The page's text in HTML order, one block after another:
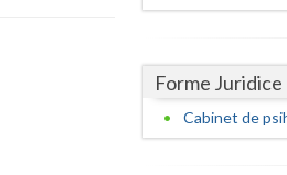
Forme Juridice
Cabinet de